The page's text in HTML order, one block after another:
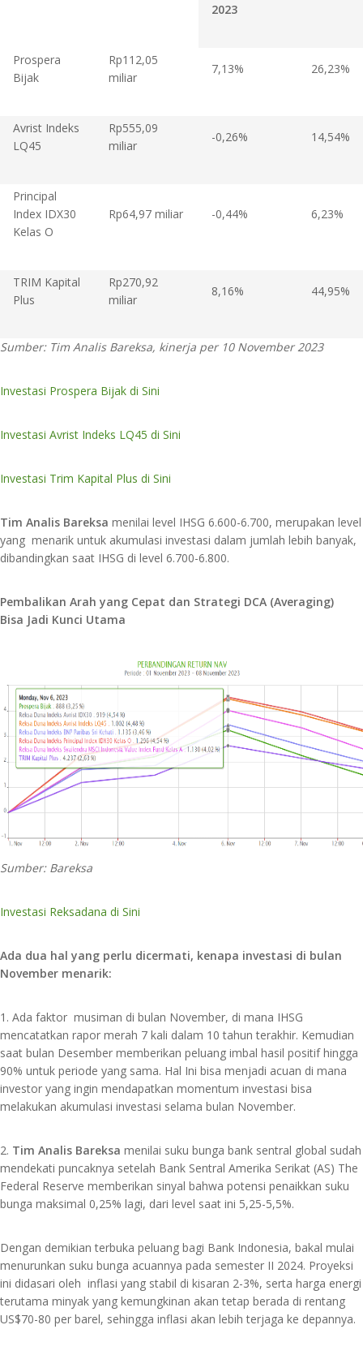
2023
Prospera
Bijak
Rp112,05
miliar
7,13% 26,23%
Avrist Indeks
LQ45
Rp555,09
miliar
-0,26% 14,54%
Principal
Index IDX30
Kelas O
Rp64,97 miliar -0,44% 6,23%
TRIM Kapital
Plus
Rp270,92
miliar
8,16% 44,95%
Sumber: Tim Analis Bareksa, kinerja per 10 November 2023
Investasi Prospera Bijak di Sini
Investasi Avrist Indeks LQ45 di Sini
Investasi Trim Kapital Plus di Sini
Tim Analis Bareksa menilai level IHSG 6.600-6.700, merupakan level
yang menarik untuk akumulasi investasi dalam jumlah lebih banyak,
dibandingkan saat IHSG di level 6.700-6.800.
Pembalikan Arah yang Cepat dan Strategi DCA (Averaging)
Bisa Jadi Kunci Utama
Sumber: Bareksa
Investasi Reksadana di Sini
Ada dua hal yang perlu dicermati, kenapa investasi di bulan
November menarik:
1. Ada faktor musiman di bulan November, di mana IHSG
mencatatkan rapor merah 7 kali dalam 10 tahun terakhir. Kemudian
saat bulan Desember memberikan peluang imbal hasil positif hingga
90% untuk periode yang sama. Hal Ini bisa menjadi acuan di mana
investor yang ingin mendapatkan momentum investasi bisa
melakukan akumulasi investasi selama bulan November.
2. Tim Analis Bareksa menilai suku bunga bank sentral global sudah
mendekati puncaknya setelah Bank Sentral Amerika Serikat (AS) The
Federal Reserve memberikan sinyal bahwa potensi penaikkan suku
bunga maksimal 0,25% lagi, dari level saat ini 5,25-5,5%.
Dengan demikian terbuka peluang bagi Bank Indonesia, bakal mulai
menurunkan suku bunga acuannya pada semester II 2024. Proyeksi
ini didasari oleh inflasi yang stabil di kisaran 2-3%, serta harga energi
terutama minyak yang kemungkinan akan tetap berada di rentang
US$70-80 per barel, sehingga inflasi akan lebih terjaga ke depannya.